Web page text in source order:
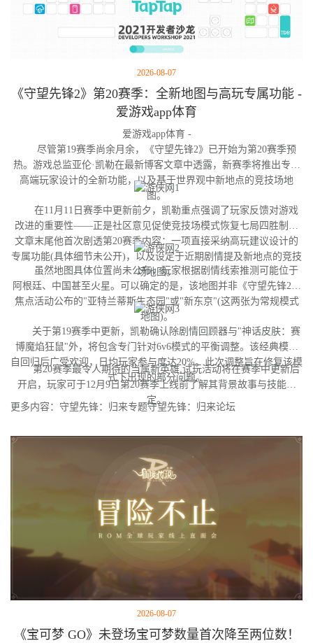
2026-08-07
《守望先锋2》第20赛季：全新地图与高玩专属功能 -
爱游戏app体育
爱游戏app体育 -
尽管第19赛季尚余月余，《守望先锋2》已开始为第20赛季预
热。游戏总监亚伦·凯勒在最新博客文章中透露，新赛季将推出专为
高端玩家设计的全新功能，以及基于世界观中新地点的竞技场地
图。
在11月11日赛季中更新前夕，凯勒重点强调了玩家反馈对游戏
改进的重要性——正是社区意见促使竞技场模式恢复七局四胜制。
文章末尾他首次剧透第20赛季内容：一项直接采纳高玩建议设计的
专属功能(具体细节未公开)，以及设定于近期剧情提及新地点的竞技
场地图。
虽然地图具体位置尚未公布，玩家根据剧情线索推测可能位于
阿根廷、中国甚至火星。可以确定的是，该地图并非《守望先锋2》
焦点活动公布的"亚特兰蒂斯生态园"或"新东京"(这两张为常规模式
地图)。
关于第19赛季中更新，凯勒确认除剧情回顾器与"神话皮肤：赛
博魔焰狂鼠"外，将包含专门针对6v6模式的平衡调整。该经典模式
自回归后广受欢迎，日均玩家参与度达20%。此次调整旨在修复该模
式下出现的部分问题。
第20赛季最令人期待的当属新英雄,试玩活动将在赛季中更新后
开启，玩家可于12月9日第20赛季上线前了解其背景故事与技能设
定。
更多内容：守望先锋：归来专题守望先锋：归来论坛
2026-08-07
《宝可梦 GO》未登场宝可梦数量首次降至两位数！